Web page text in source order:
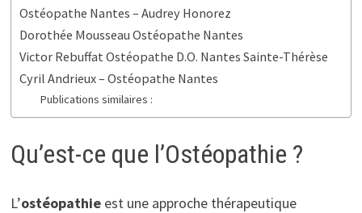
Ostéopathe Nantes – Audrey Honorez
Dorothée Mousseau Ostéopathe Nantes
Victor Rebuffat Ostéopathe D.O. Nantes Sainte-Thérèse
Cyril Andrieux – Ostéopathe Nantes
Publications similaires :
Qu’est-ce que l’Ostéopathie ?
L’ostéopathieest une approche thérapeutique